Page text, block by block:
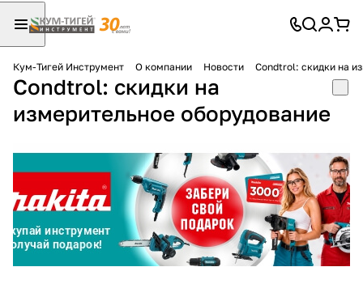
Кум-Тигей Инструмент О компании Новости Condtrol: скидки на
Condtrol: скидки на
измерительное оборудование
Для клиентов всех банков
Разбейте
оплатуна части
без переплат
График платежей